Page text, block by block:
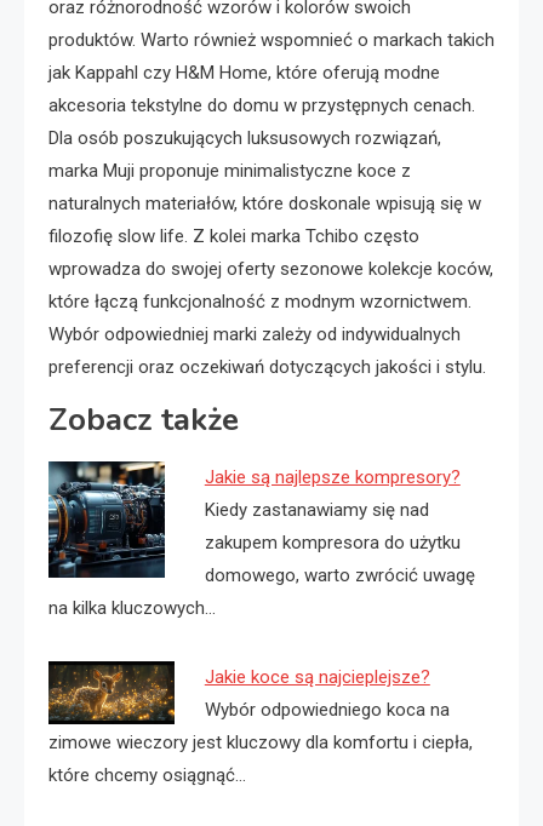
oraz różnorodność wzorów i kolorów swoich
produktów. Warto również wspomnieć o markach takich
jak Kappahl czy H&M Home, które oferują modne
akcesoria tekstylne do domu w przystępnych cenach.
Dla osób poszukujących luksusowych rozwiązań,
marka Muji proponuje minimalistyczne koce z
naturalnych materiałów, które doskonale wpisują się w
filozofię slow life. Z kolei marka Tchibo często
wprowadza do swojej oferty sezonowe kolekcje koców,
które łączą funkcjonalność z modnym wzornictwem.
Wybór odpowiedniej marki zależy od indywidualnych
preferencji oraz oczekiwań dotyczących jakości i stylu.
Zobacz także
Jakie są najlepsze kompresory?
Kiedy zastanawiamy się nad
zakupem kompresora do użytku
domowego, warto zwrócić uwagę
na kilka kluczowych…
Jakie koce są najcieplejsze?
Wybór odpowiedniego koca na
zimowe wieczory jest kluczowy dla komfortu i ciepła,
które chcemy osiągnąć…